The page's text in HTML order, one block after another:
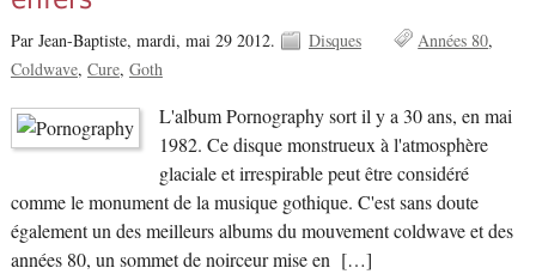
Par Jean-Baptiste, mardi, mai 29 2012. Disques
Années 80
Coldwave Cure Goth
L'album Pornography sort il y a 30 ans, en mai
1982. Ce disque monstrueux à l'atmosphère
glaciale et irrespirable peut être considéré
comme le monument de la musique gothique. C'est sans doute
également un des meilleurs albums du mouvement coldwave et des
années 80, un sommet de noirceur mise en […]